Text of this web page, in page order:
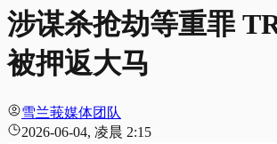
涉谋杀抢劫等重罪
被押返大马
雪兰莪媒体团队
2026-06-04, 凌晨 2:15